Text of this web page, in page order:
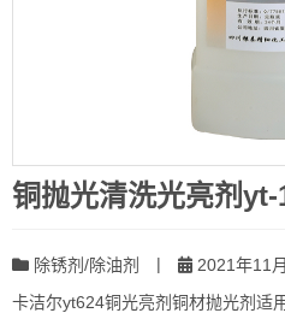
铜抛光清洗光亮剂yt-
除锈剂/除油剂 |
2021年11
卡洁尔yt624铜光亮剂铜材抛光剂适